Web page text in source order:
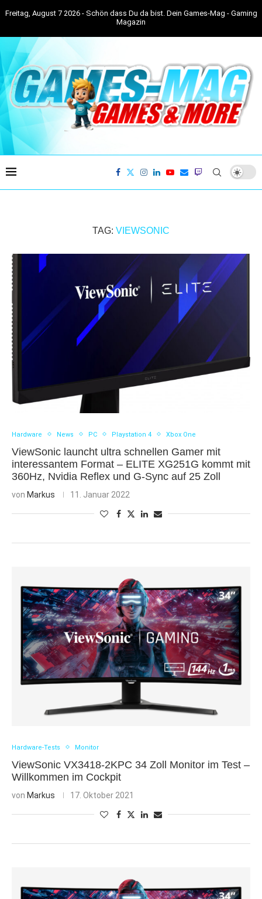
Freitag, August 7 2026 - Schön dass Du da bist. Dein Games-Mag - Gaming
Magazin
TAG: VIEWSONIC
Hardware News PC Playstation 4 Xbox One
ViewSonic launcht ultra schnellen Gamer mit
interessantem Format – ELITE XG251G kommt mit
360Hz, Nvidia Reflex und G-Sync auf 25 Zoll
von Markus 11. Januar 2022
Hardware-Tests Monitor
ViewSonic VX3418-2KPC 34 Zoll Monitor im Test –
Willkommen im Cockpit
von Markus 17. Oktober 2021